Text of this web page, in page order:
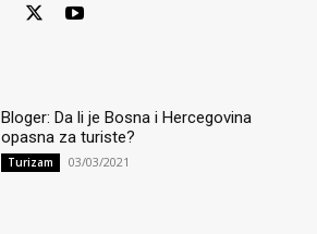
Bloger: Da li je Bosna i Hercegovina
opasna za turiste?
Turizam 03/03/2021